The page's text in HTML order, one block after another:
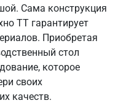
Сама конструкция
ТТ гарантирует
Приобретая
стол
которое
своих
качеств.